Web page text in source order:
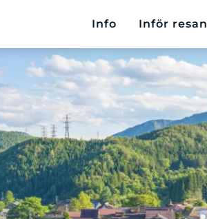
Info Inför resan